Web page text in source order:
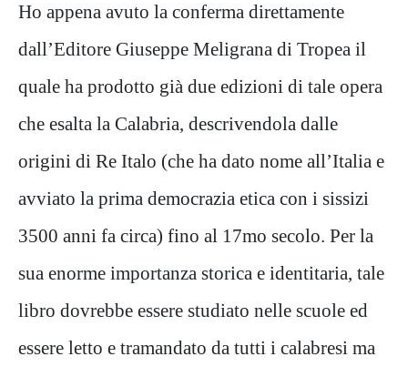
Ho appena avuto la conferma direttamente
dall’Editore Giuseppe Meligrana di Tropea il
quale ha prodotto già due edizioni di tale opera
che esalta la Calabria, descrivendola dalle
origini di Re Italo (che ha dato nome all’Italia e
avviato la prima democrazia etica con i sissizi
3500 anni fa circa) fino al 17mo secolo. Per la
sua enorme importanza storica e identitaria, tale
libro dovrebbe essere studiato nelle scuole ed
essere letto e tramandato da tutti i calabresi ma